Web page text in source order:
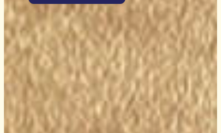
était :
84,90€.
est :
50,94€.